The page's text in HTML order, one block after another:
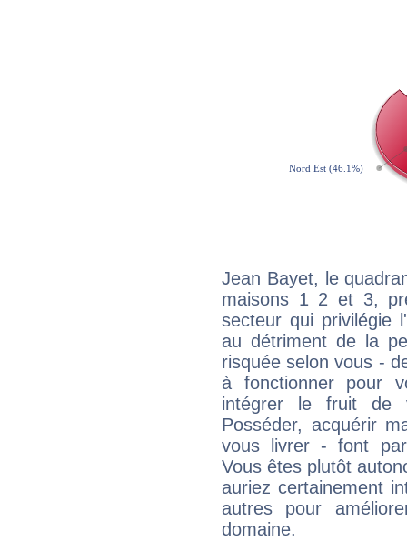
Jean Bayet, le
maisons 1 2 et 3,
secteur qui privilégie
au détriment de la
risquée selon vous -
à fonctionner pour
intégrer le fruit de
Posséder, acquérir
vous livrer - font
Vous êtes plutôt
auriez certainement
autres pour
domaine.